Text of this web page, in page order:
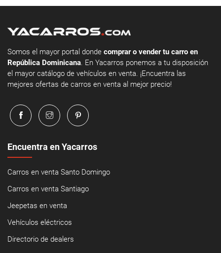
Somos el mayor portal donde comprar o vender tu carro en
República Dominicana. En Yacarros ponemos a tu disposición
el mayor catálogo de vehículos en venta. ¡Encuentra las
mejores ofertas de carros en venta al mejor precio!
Encuentra en Yacarros
Carros en venta Santo Domingo
Carros en venta Santiago
Jeepetas en venta
Vehículos eléctricos
Directorio de dealers